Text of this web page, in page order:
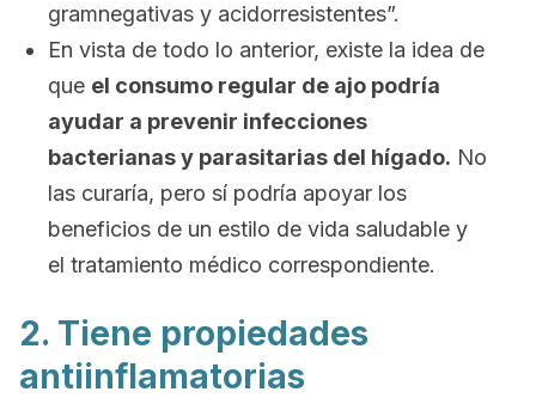
gramnegativas y acidorresistentes”.
En vista de todo lo anterior, existe la idea de
que el consumo regular de ajo podría
ayudar a prevenir infecciones
bacterianas y parasitarias del hígado. No
las curaría, pero sí podría apoyar los
beneficios de un estilo de vida saludable y
el tratamiento médico correspondiente.
2. Tiene propiedades
antiinflamatorias